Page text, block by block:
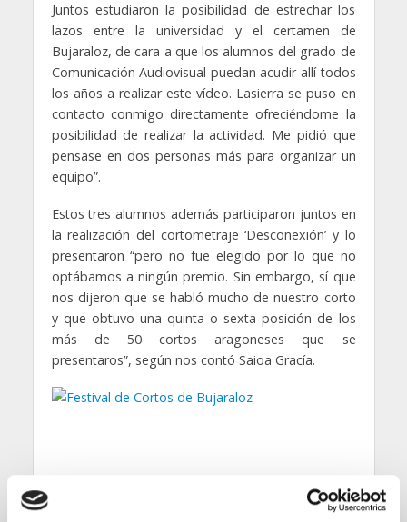
Juntos estudiaron la posibilidad de estrechar los
lazos entre la universidad y el certamen de
Bujaraloz, de cara a que los alumnos del grado de
Comunicación Audiovisual puedan acudir allí todos
los años a realizar este vídeo. Lasierra se puso en
contacto conmigo directamente ofreciéndome la
posibilidad de realizar la actividad. Me pidió que
pensase en dos personas más para organizar un
equipo”.
Estos tres alumnos además participaron juntos en
la realización del cortometraje ‘Desconexión’ y lo
presentaron “pero no fue elegido por lo que no
optábamos a ningún premio. Sin embargo, sí que
nos dijeron que se habló mucho de nuestro corto
y que obtuvo una quinta o sexta posición de los
más de 50 cortos aragoneses que se
presentaros”, según nos contó Saioa Gracía.
que fue “muy intensa. Estuvimos grabando todo el